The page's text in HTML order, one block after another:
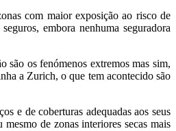
com maior exposição ao risco de
embora nenhuma seguradora
são os fenómenos extremos mas sim,
a Zurich, o que tem acontecido são
e de coberturas adequadas aos seus
de zonas interiores secas mais